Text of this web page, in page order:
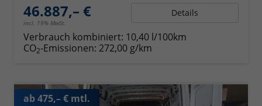
46.887,– €
incl. 19% MwSt.
Details
Verbrauch kombiniert: 10,40 l/100km
CO2-Emissionen: 272,00 g/km
ab 475,– € mtl.